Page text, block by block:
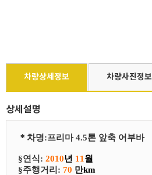
차량상세정보 차량사진정보
상세설명
＊ 차명:프리마 4.5톤 앞축 어부바
§연식: 2010년 11 월
§​주행거리: 70 만km